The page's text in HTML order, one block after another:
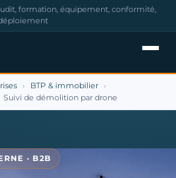
formation, équipement, conformité,
› BTP & immobilier ›
Suivi de démolition par drone
· B2B